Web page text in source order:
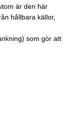
är den här
hållbara källor,
som gör att